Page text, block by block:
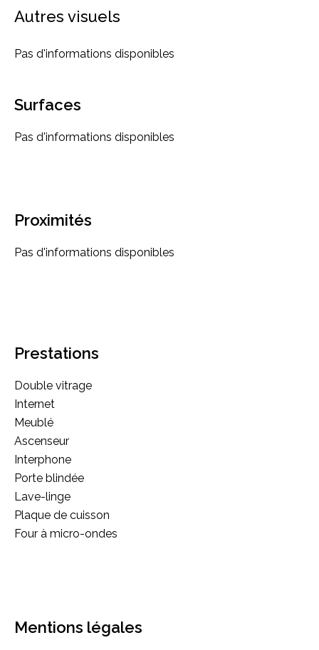
Autres visuels
Pas d'informations disponibles
Surfaces
Pas d'informations disponibles
Proximités
Pas d'informations disponibles
Prestations
Double vitrage
Internet
Meublé
Ascenseur
Interphone
Porte blindée
Lave-linge
Plaque de cuisson
Four à micro-ondes
Mentions légales